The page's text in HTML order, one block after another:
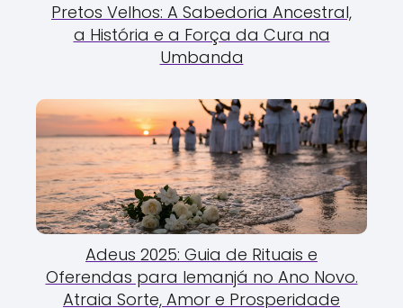
Pretos Velhos: A Sabedoria Ancestral,
a História e a Força da Cura na
Umbanda
Adeus 2025: Guia de Rituais e
Oferendas para Iemanjá no Ano Novo.
Atraia Sorte, Amor e Prosperidade